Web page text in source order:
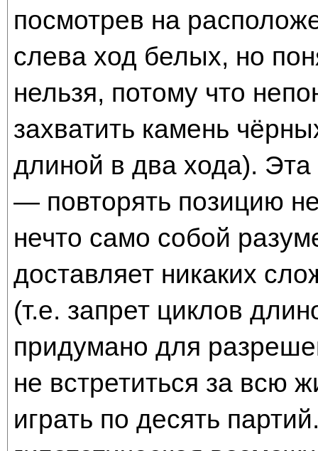
посмотрев на
слева ход белых, но
нельзя, потому что
захватить камень
длиной в два хода).
— повторять позицию
нечто само собой
доставляет никаких
(т.е. запрет циклов
придумано для
не встретиться за всю
играть по десять